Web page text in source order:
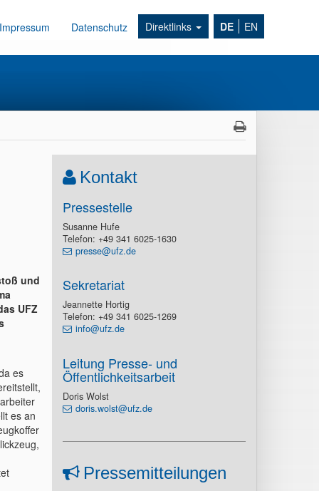
Impressum Datenschutz Direktlinks DE EN
und
UFZ
es
es an
Kontakt
Pressestelle
Susanne Hufe
Telefon: +49 341 6025-1630
presse@ufz.de
Sekretariat
Jeannette Hortig
Telefon: +49 341 6025-1269
info@ufz.de
Leitung Presse- und
Öffentlichkeitsarbeit
Doris Wolst
doris.wolst@ufz.de
Pressemitteilungen